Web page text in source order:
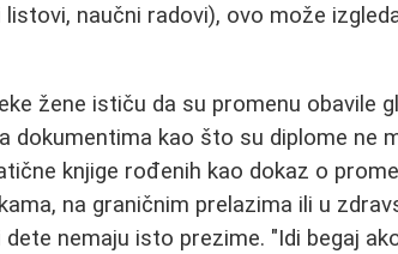
naučni radovi), ovo može
žene ističu da su promenu obavile
dokumentima kao što su diplome ne
knjige rođenih kao dokaz o
na graničnim prelazima ili u
nemaju isto prezime. "Idi begaj